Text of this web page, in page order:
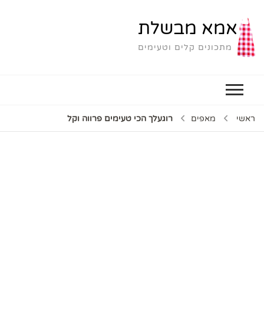
אמא מבשלת
מתכונים קלים וטעימים
ראשי מאפים רוגעלך הכי טעימים פרווה וקל